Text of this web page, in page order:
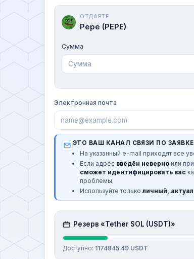
ОТДАЕТЕ
Pepe (PEPE)
Сумма
Электронная почта
ЭТО ВАШ КАНАЛ СВЯЗИ ПО ЗАЯВКЕ
На указанный e-mail приходят все
Если адрес введён неверно или
сможет идентифицировать вас
проблемы.
Используйте только личный,
Резерв «Tether SOL (USDT)»
Доступно: 1174845.49 USDT